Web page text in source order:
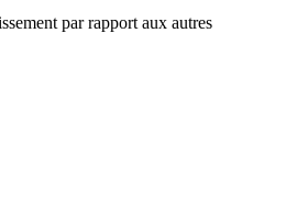
par rapport aux autres